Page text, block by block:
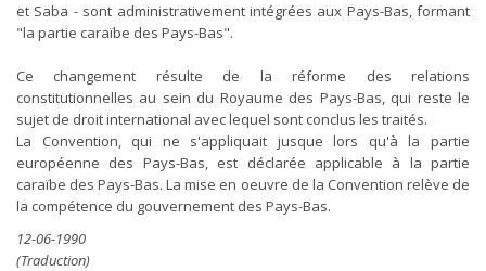
et Saba - sont administrativement intégrées aux Pays-Bas, formant
"la partie caraïbe des Pays-Bas".
Ce changement résulte de la réforme des relations
constitutionnelles au sein du Royaume des Pays-Bas, qui reste le
sujet de droit international avec lequel sont conclus les traités.
La Convention, qui ne s'appliquait jusque lors qu'à la partie
européenne des Pays-Bas, est déclarée applicable à la partie
caraïbe des Pays-Bas. La mise en oeuvre de la Convention relève de
la compétence du gouvernement des Pays-Bas.
12-06-1990
(Traduction)